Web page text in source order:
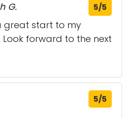
G. 5/5
great start to my
Look forward to the next
5/5